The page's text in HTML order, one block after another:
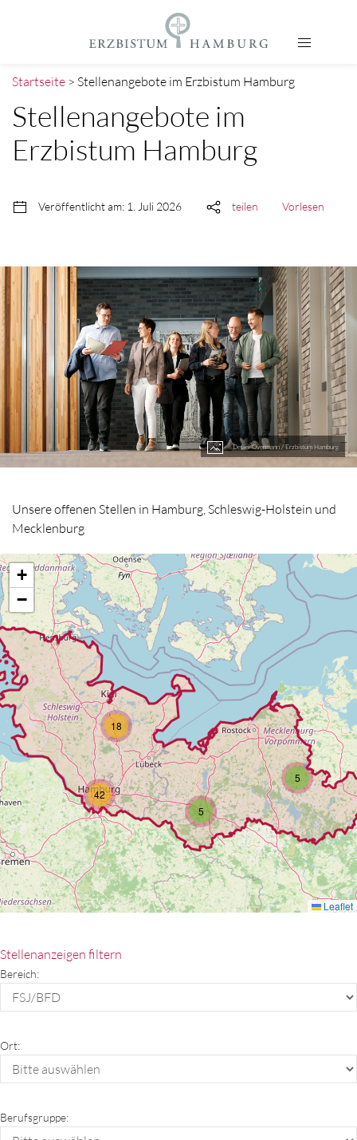
Startseite > Stellenangebote im Erzbistum Hamburg
Stellenangebote im
Erzbistum Hamburg
Veröffentlicht am: 1. Juli 2026 teilen Vorlesen
Detlef Overmann / Erzbistum Hamburg
Unsere offenen Stellen in Hamburg, Schleswig-Holstein und
Mecklenburg
Stellenanzeigen filtern
Bereich:
Ort:
Berufsgruppe: